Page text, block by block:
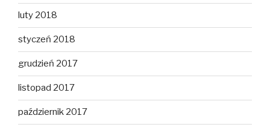
luty 2018
styczeń 2018
grudzień 2017
listopad 2017
październik 2017